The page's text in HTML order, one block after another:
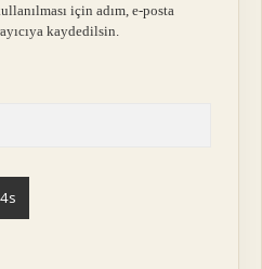
için adım, e-posta
kaydedilsin.